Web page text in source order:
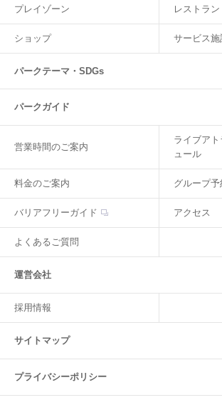
プレイゾーン レストラン
ショップ サービス施
パークテーマ・SDGs
パークガイド
営業時間のご案内
ライブア
ュール
料金のご案内 グループ予
バリアフリーガイド アクセス
よくあるご質問
運営会社
採用情報
サイトマップ
プライバシーポリシー